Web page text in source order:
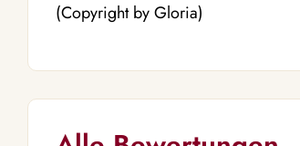
(Copyright by Gloria)